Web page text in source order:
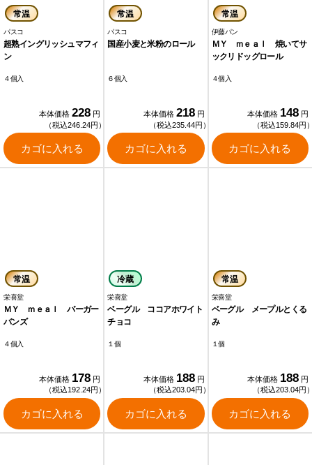
常温
パスコ
超熟イングリッシュマフィ
ン
４個入
本体価格 228 円
（税込246.24円）
カゴに入れる
常温
パスコ
国産小麦と米粉のロール
６個入
本体価格 218 円
（税込235.44円）
カゴに入れる
常温
伊藤パン
ＭＹ ｍｅａｌ 焼いてサ
ックリドッグロール
４個入
本体価格 148 円
（税込159.84円
カゴに入れる
常温
栄喜堂
ＭＹ ｍｅａｌ バーガー
バンズ
４個入
本体価格 178 円
（税込192.24円）
カゴに入れる
冷蔵
栄喜堂
ベーグル ココアホワイト
チョコ
１個
本体価格 188 円
（税込203.04円）
カゴに入れる
常温
栄喜堂
ベーグル メープルとくる
み
１個
本体価格 188 円
（税込203.04円
カゴに入れる